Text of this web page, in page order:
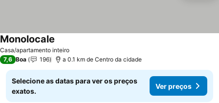
Casa/apartamento inteiro
Monolocale
7,6 Boa 196 a 0.1 km de Centro da cidade
Selecione as datas para ver os preços
exatos.
Ver preços